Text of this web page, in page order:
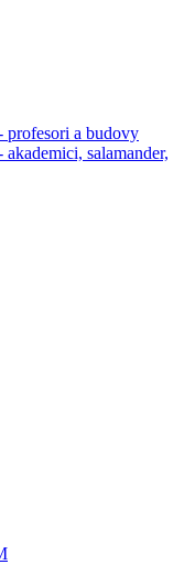
profesori a budovy
salamander,